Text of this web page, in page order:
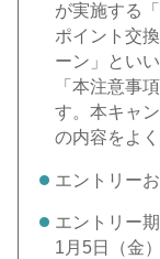
が実施する
ポイント交
ーン」とい
「本注意事
す。本キャ
の内容をよ
エントリー
エントリー
1月5日（金）